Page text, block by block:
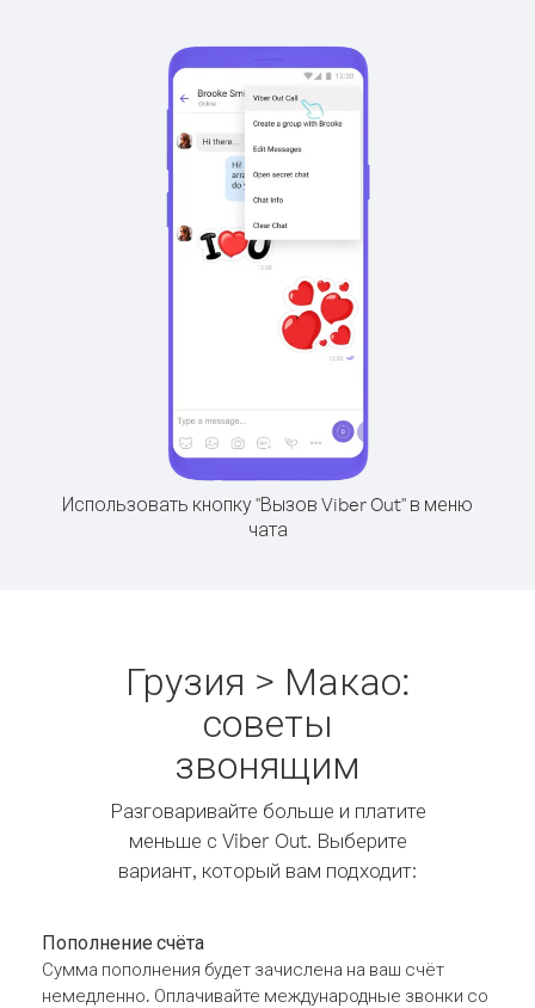
Использовать кнопку "Вызов Viber Out" в меню
чата
Грузия > Макао:
советы
звонящим
Разговаривайте больше и платите
меньше с Viber Out. Выберите
вариант, который вам подходит:
Пополнение счёта
Сумма пополнения будет зачислена на ваш счёт
немедленно. Оплачивайте международные звонки со